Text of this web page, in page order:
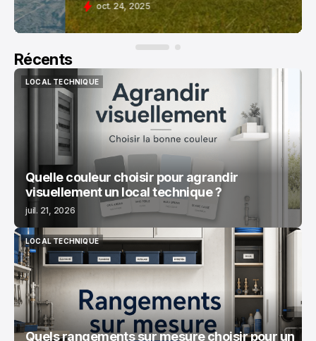
oct. 24, 2025
Récents
LOCAL TECHNIQUE
LOCAL TECHNIQUE
Quelle couleur choisir pour agrandir
visuellement un local technique ?
juil. 21, 2026
LOCAL TECHNIQUE
LOCAL TECHNIQUE
Quels rangements sur mesure choisir pour un